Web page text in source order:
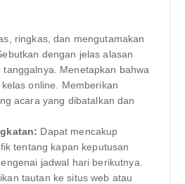
ringkas, dan mengutamakan
dengan jelas alasan
tanggalnya. Menetapkan bahwa
online. Memberikan
acara yang dibatalkan dan
Dapat mencakup
tentang kapan keputusan
jadwal hari berikutnya.
tautan ke situs web atau